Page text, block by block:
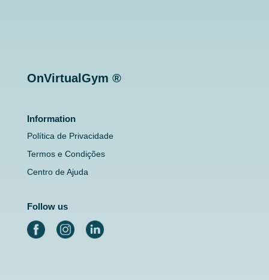
OnVirtualGym ®
Information
Política de Privacidade
Termos e Condições
Centro de Ajuda
Follow us